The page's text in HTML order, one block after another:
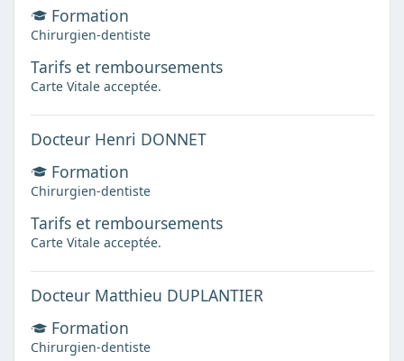
Formation
Chirurgien-dentiste
Tarifs et remboursements
Carte Vitale acceptée.
Docteur Henri DONNET
Formation
Chirurgien-dentiste
Tarifs et remboursements
Carte Vitale acceptée.
Docteur Matthieu DUPLANTIER
Formation
Chirurgien-dentiste